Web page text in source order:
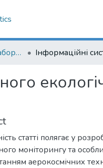
Науково-дослідна лабораторія "Науки про Землю"
статті полягає у
моніторингу та
аерокосмічних